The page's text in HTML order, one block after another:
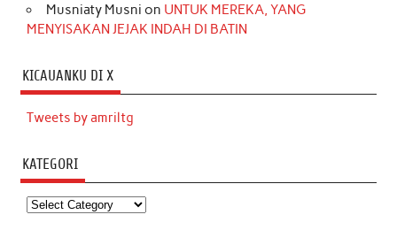
Musniaty Musni on UNTUK MEREKA, YANG
MENYISAKAN JEJAK INDAH DI BATIN
KICAUANKU DI X
Tweets by amriltg
KATEGORI
Kategori